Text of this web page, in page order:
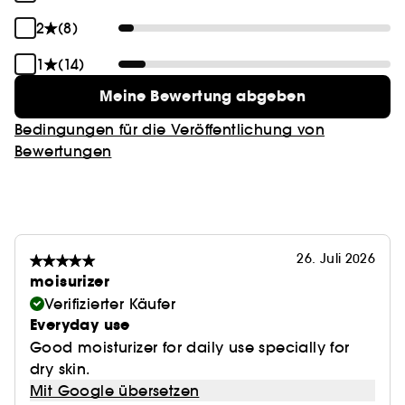
Forstwirtschaft
(2) Klinische Studie an 42 Personen nach einer 56-
tägigen Anwendung. Klinisches Scoring.
Erfahren Sie mehr über Clean at Sephora[HERE]
2
(8)
1
(14)
Meine Bewertung abgeben
Bedingungen für die Veröffentlichung von
Bewertungen
26. Juli 2026
moisurizer
Verifizierter Käufer
Everyday use
Good moisturizer for daily use specially for
dry skin.
Mit Google übersetzen